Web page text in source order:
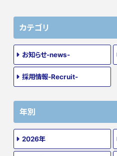
カテゴリ
お知らせ-news-
採用情報-Recruit-
年別
2026年